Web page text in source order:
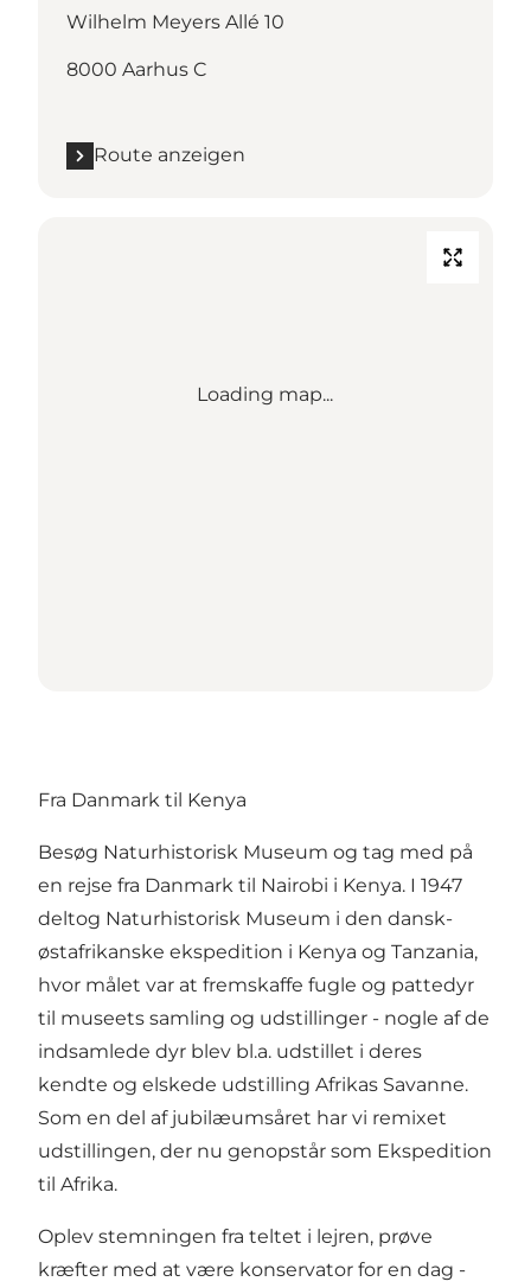
Wilhelm Meyers Allé 10
8000 Aarhus C
Route anzeigen
Loading map...
Fra Danmark til Kenya
Besøg Naturhistorisk Museum og tag med på
en rejse fra Danmark til Nairobi i Kenya. I 1947
deltog Naturhistorisk Museum i den dansk-
østafrikanske ekspedition i Kenya og Tanzania,
hvor målet var at fremskaffe fugle og pattedyr
til museets samling og udstillinger - nogle af de
indsamlede dyr blev bl.a. udstillet i deres
kendte og elskede udstilling Afrikas Savanne.
Som en del af jubilæumsåret har vi remixet
udstillingen, der nu genopstår som Ekspedition
til Afrika.
Oplev stemningen fra teltet i lejren, prøve
kræfter med at være konservator for en dag -